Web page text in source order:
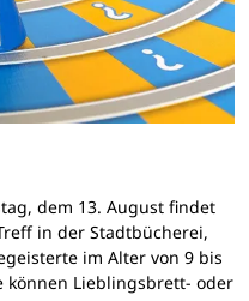
dem 13. August findet
in der Stadtbücherei,
im Alter von 9 bis
können Lieblingsbrett- oder